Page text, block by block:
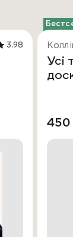
3.98
Усі
450